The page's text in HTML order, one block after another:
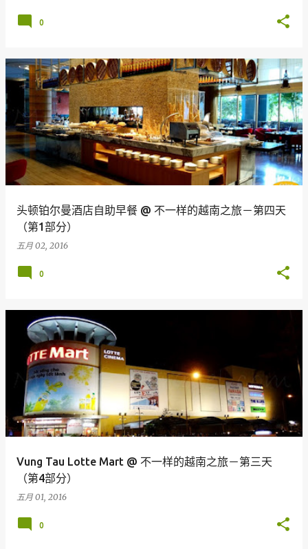
0
头顿铂尔曼酒店自助早餐 @ 不一样的越南之旅－第四天
（第1部分）
五月 02, 2016
0
Vung Tau Lotte Mart @ 不一样的越南之旅－第三天
（第4部分）
五月 01, 2016
0